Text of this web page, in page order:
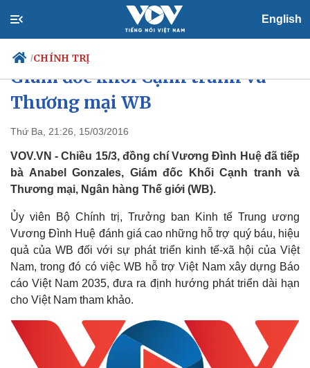
English
/CHÍNH TRỊ
Chính trị
Tổ chức nhân sự
Quốc hội
Nhận diện sự thật
Tin 24h
Dự báo thời tiết
Giáo dục
Dấu ấn VOV
Biển đảo
Đồng chí Vương Đình Huệ tiếp
Giám đốc khối Cạnh tranh và
Thương mại WB
Thứ Ba, 21:26, 15/03/2016
VOV.VN - Chiều 15/3, đồng chí Vương Đình Huệ đã tiếp
bà Anabel Gonzales, Giám đốc Khối Cạnh tranh và
Thương mại, Ngân hàng Thế giới (WB).
Ủy viên Bộ Chính trị, Trưởng ban Kinh tế Trung ương
Vương Đình Huệ đánh giá cao những hỗ trợ quý báu, hiệu
quả của WB đối với sự phát triển kinh tế-xã hội của Việt
Nam, trong đó có việc WB hỗ trợ Việt Nam xây dựng Báo
cáo Việt Nam 2035, đưa ra định hướng phát triển dài hạn
cho Việt Nam tham khảo.